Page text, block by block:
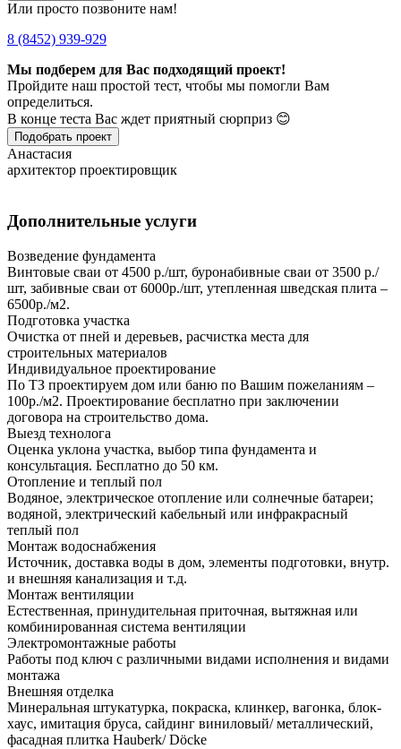
Или просто позвоните нам!
8 (8452) 939-929
Мы подберем для Вас подходящий проект!
Пройдите наш простой тест, чтобы мы помогли Вам
определиться.
В конце теста Вас ждет приятный сюрприз 😊
Подобрать проект
Анастасия
архитектор проектировщик
Дополнительные услуги
Возведение фундамента
Винтовые сваи от 4500 р./шт, буронабивные сваи от 3500 р./
шт, забивные сваи от 6000р./шт, утепленная шведская плита –
6500р./м2.
Подготовка участка
Очистка от пней и деревьев, расчистка места для
строительных материалов
Индивидуальное проектирование
По ТЗ проектируем дом или баню по Вашим пожеланиям –
100р./м2. Проектирование бесплатно при заключении
договора на строительство дома.
Выезд технолога
Оценка уклона участка, выбор типа фундамента и
консультация. Бесплатно до 50 км.
Отопление и теплый пол
Водяное, электрическое отопление или солнечные батареи;
водяной, электрический кабельный или инфракрасный
теплый пол
Монтаж водоснабжения
Источник, доставка воды в дом, элементы подготовки, внутр.
и внешняя канализация и т.д.
Монтаж вентиляции
Естественная, принудительная приточная, вытяжная или
комбинированная система вентиляции
Электромонтажные работы
Работы под ключ с различными видами исполнения и видами
монтажа
Внешняя отделка
Минеральная штукатурка, покраска, клинкер, вагонка, блок-
хаус, имитация бруса, сайдинг виниловый/ металлический,
фасадная плитка Hauberk/ Döcke